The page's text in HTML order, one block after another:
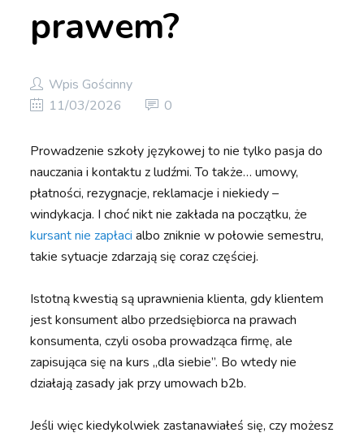
prawem?
Wpis Gościnny
11/03/2026
0
Prowadzenie szkoły językowej to nie tylko pasja do
nauczania i kontaktu z ludźmi. To także… umowy,
płatności, rezygnacje, reklamacje i niekiedy –
windykacja. I choć nikt nie zakłada na początku, że
kursant nie zapłaci albo zniknie w połowie semestru,
takie sytuacje zdarzają się coraz częściej.
Istotną kwestią są uprawnienia klienta, gdy klientem
jest konsument albo przedsiębiorca na prawach
konsumenta, czyli osoba prowadząca firmę, ale
zapisująca się na kurs „dla siebie”. Bo wtedy nie
działają zasady jak przy umowach b2b.
Jeśli więc kiedykolwiek zastanawiałeś się, czy możesz